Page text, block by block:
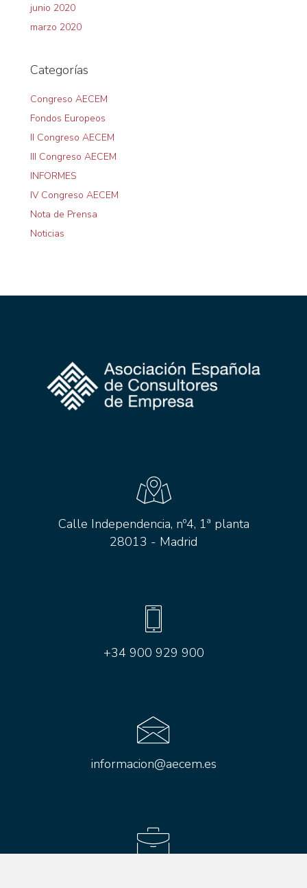
junio 2020
marzo 2020
Categorías
Congreso AECEM
Fondos Europeos
II Congreso AECEM
III Congreso AECEM
INFORMES
IV Congreso AECEM
Nota de Prensa
Noticias
Calle Independencia, nº4, 1ª planta
28013 - Madrid
+34 900 929 900
informacion@aecem.es